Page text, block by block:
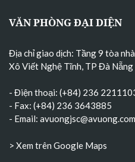
VĂN PHÒNG ĐẠI DIỆN
Địa chỉ giao dịch: Tầng 9 tòa
Xô Viết Nghệ Tĩnh, TP Đà Nẵng
- Điện thoại: (+84) 236
- Fax: (+84) 236 3643885
- Email: avuongjsc@avuong.com
> Xem trên Google Maps